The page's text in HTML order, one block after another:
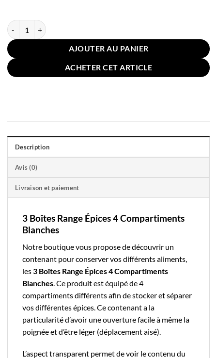
quantité de 3 Boîtes Range Épices 4 Compartiments Blanches
AJOUTER AU PANIER
ACHETER CET ARTICLE
Description
Avis (0)
Livraison et paiement
3 Boîtes Range Épices 4 Compartiments
Blanches
Notre boutiquevous propose de découvrir un
contenant pour conserver vos différents aliments,
les3 Boîtes Range Épices 4 Compartiments
Blanches . Ce produit est équipé de 4
compartiments différents afin de stocker et séparer
vos différentes épices. Ce contenant a la
particularité d’avoir une ouverture facile à même la
poignée et d’être léger (déplacement aisé).
L’aspect transparent permet de voir le contenu du